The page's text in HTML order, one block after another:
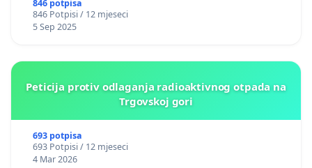
846 potpisa
846 Potpisi / 12 mjeseci
5 Sep 2025
Peticija protiv odlaganja radioaktivnog otpada na
Trgovskoj gori
693 potpisa
693 Potpisi / 12 mjeseci
4 Mar 2026